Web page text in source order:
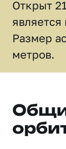
Открыт
Размер
метров.